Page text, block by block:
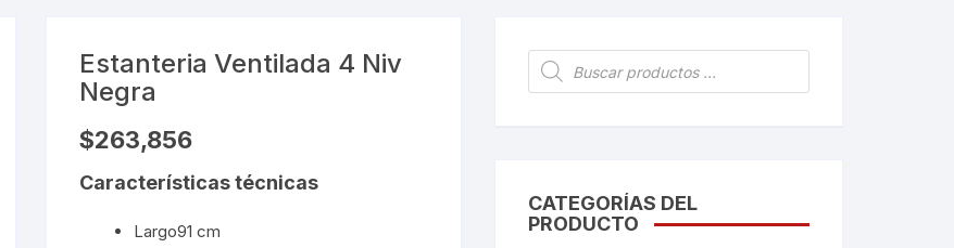
Desechables
Estanteria Ventilada 4 Niv
Negra
$263,856
Características técnicas
Largo91 cm
Búsqueda
de
CATEGORÍAS DEL
PRODUCTO